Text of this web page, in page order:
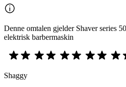
Denne omtalen gjelder Shaver series
elektrisk barbermaskin
Shaggy